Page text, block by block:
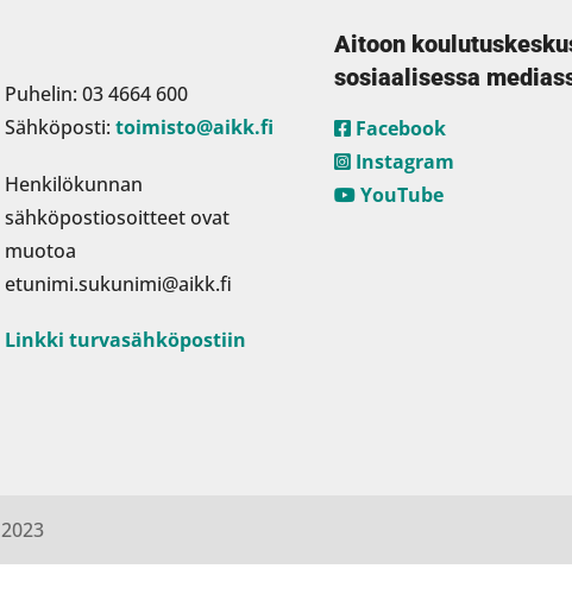
Puhelin: 03 4664 600
Sähköposti:toimisto@aikk.fi
Henkilökunnan
sähköpostiosoitteet ovat
muotoa
etunimi.sukunimi@aikk.fi
Linkki turvasähköpostiin
Aitoon
sosiaalisessa
Facebook
Instagram
YouTube
2023